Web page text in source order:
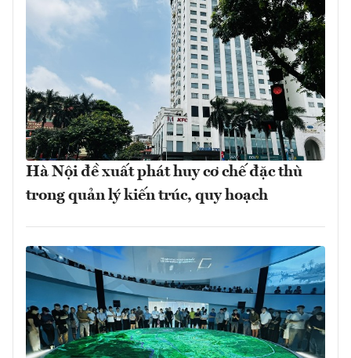
Hà Nội đề xuất phát huy cơ chế đặc thù
trong quản lý kiến trúc, quy hoạch